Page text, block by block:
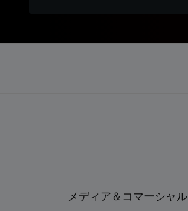
メディア＆コマーシャル